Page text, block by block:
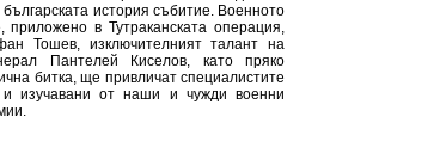
история събитие. Военното
приложено в Тутраканската операция,
Тошев, изключителният талант на
Пантелей Киселов, като пряко
битка, ще привличат специалистите
изучавани от наши и чужди военни